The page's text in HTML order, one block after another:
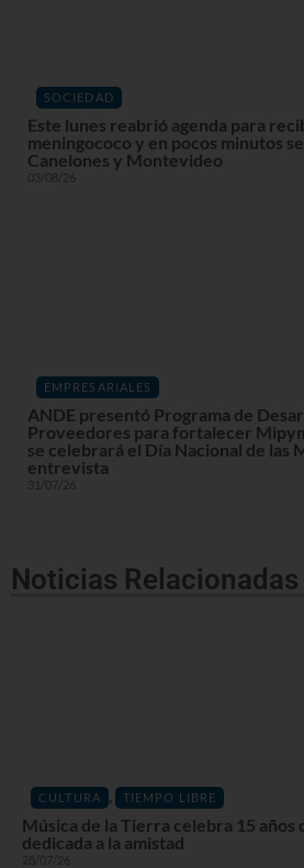
SOCIEDAD
Este lunes reabrió agenda para
meningococo y en pocos minutos
Canelones y Montevideo
03/08/26
EMPRESARIALES
ANDE presentó Programa de
Proveedores para fortalecer
se celebrará el Día Nacional de las
entrevista
31/07/26
Noticias Relacionadas
CULTURA , TIEMPO LIBRE
Música de la Tierra celebra 15 años
dedicada a la amistad
28/07/26